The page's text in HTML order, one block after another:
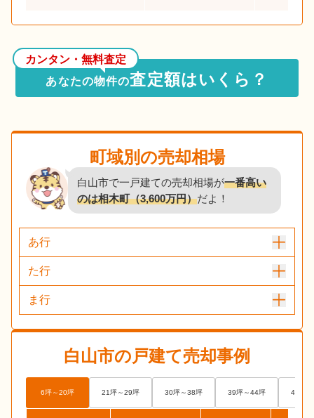
カンタン・無料査定
あなたの物件の査定額はいくら？
町域別の売却相場
白山市で一戸建ての売却相場が一番高い
のは相木町（3,600万円）だよ！
あ行
た行
ま行
白山市の戸建て売却事例
6坪～20坪 21坪～29坪 30坪～38坪 39坪～44坪 45坪